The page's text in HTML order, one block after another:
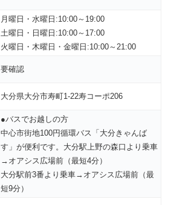
月曜日・水曜日:10:00～19:00
土曜日・日曜日:10:00～17:00
火曜日・木曜日・金曜日:10:00～21:00
要確認
大分県大分市寿町1-22寿コーポ206
●バスでお越しの方
中心市街地100円循環バス「大分きゃんば
す」が便利です。大分駅上野の森口より乗車
→オアシス広場前（最短4分）
大分駅前3番より乗車→オアシス広場前（最
短9分）